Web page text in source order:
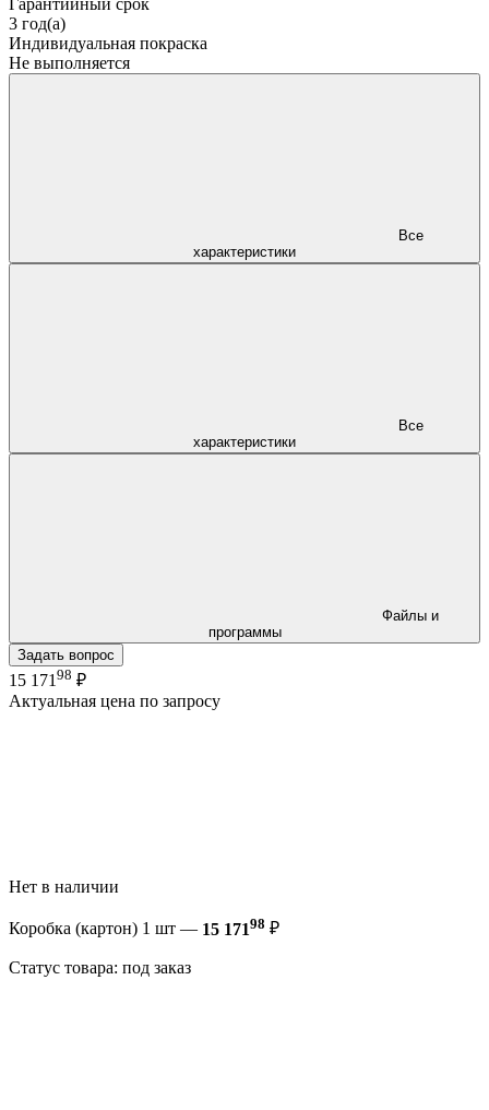
3 год(а)
Индивидуальная покраска
Не выполняется
характеристики
характеристики
программы
Задать вопрос
15 171 98 ₽
Актуальная цена по запросу
Нет в наличии
Коробка (картон) 1 шт — 15 17198 ₽
Статус товара: под заказ